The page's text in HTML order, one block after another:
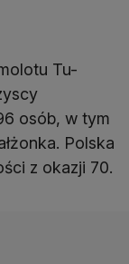
Tu-
osób, w tym
Polska
z okazji 70.